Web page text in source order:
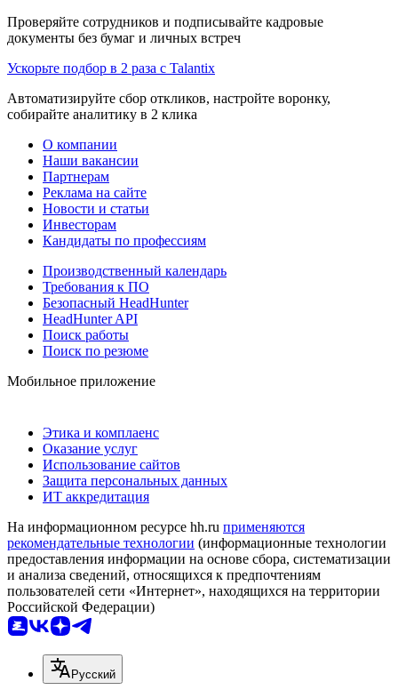
Проверяйте сотрудников и подписывайте кадровые
документы без бумаг и личных встреч
Ускорьте подбор в 2 раза с Talantix
Автоматизируйте сбор откликов, настройте воронку,
собирайте аналитику в 2 клика
О компании
Наши вакансии
Партнерам
Реклама на сайте
Новости и статьи
Инвесторам
Кандидаты по профессиям
Производственный календарь
Требования к ПО
Безопасный HeadHunter
HeadHunter API
Поиск работы
Поиск по резюме
Мобильное приложение
Этика и комплаенс
Оказание услуг
Использование сайтов
Защита персональных данных
ИТ аккредитация
На информационном ресурсе hh.ru применяются
рекомендательные технологии (информационные технологии
предоставления информации на основе сбора, систематизации
и анализа сведений, относящихся к предпочтениям
пользователей сети «Интернет», находящихся на территории
Российской Федерации)
Русский